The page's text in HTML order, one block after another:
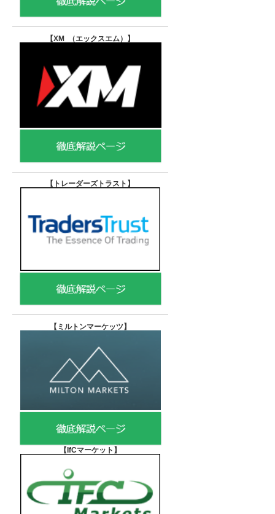
【XM （エックスエム） 】
【トレーダーズトラスト 】
【 ミルトンマーケッツ】
【IfCマーケット 】